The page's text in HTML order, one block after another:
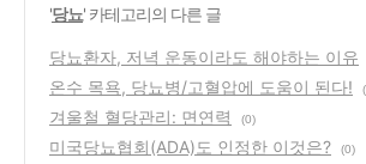
'당뇨' 카테고리의 다른 글
당뇨환자, 저녁 운동이라도 해야하는 이유
온수 목욕, 당뇨병/고혈압에 도움이 된다!
겨울철 혈당관리: 면연력 (0)
미국당뇨협회(ADA)도 인정한 이것은? (0)